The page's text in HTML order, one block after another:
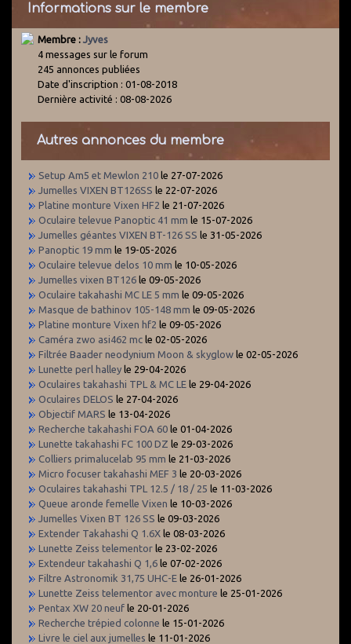
Informations sur le membre
Membre : Jyves
4 messages sur le forum
245 annonces publiées
Date d'inscription : 01-08-2018
Dernière activité : 08-08-2026
Autres annonces du membre
Setup Am5 et Mewlon 210 le 27-07-2026
Jumelles VIXEN BT126SS le 22-07-2026
Platine monture Vixen HF2 le 21-07-2026
Oculaire televue Panoptic 41 mm le 15-07-2026
Jumelles géantes VIXEN BT-126 SS le 31-05-2026
Panoptic 19 mm le 19-05-2026
Oculaire televue delos 10 mm le 10-05-2026
Jumelles vixen BT126 le 09-05-2026
Oculaire takahashi MC LE 5 mm le 09-05-2026
Masque de bathinov 105-148 mm le 09-05-2026
Platine monture Vixen hf2 le 09-05-2026
Caméra zwo asi462 mc le 02-05-2026
Filtrée Baader neodynium Moon & skyglow le 02-05-2026
Lunette perl halley le 29-04-2026
Oculaires takahashi TPL & MC LE le 29-04-2026
Oculaires DELOS le 27-04-2026
Objectif MARS le 13-04-2026
Recherche takahashi FOA 60 le 01-04-2026
Lunette takahashi FC 100 DZ le 29-03-2026
Colliers primalucelab 95 mm le 21-03-2026
Micro focuser takahashi MEF 3 le 20-03-2026
Oculaires takahashi TPL 12.5 / 18 / 25 le 11-03-2026
Queue aronde femelle Vixen le 10-03-2026
Jumelles Vixen BT 126 SS le 09-03-2026
Extender Takahashi Q 1.6X le 08-03-2026
Lunette Zeiss telementor le 23-02-2026
Extendeur takahashi Q 1,6 le 07-02-2026
Filtre Astronomik 31,75 UHC-E le 26-01-2026
Lunette Zeiss telementor avec monture le 25-01-2026
Pentax XW 20 neuf le 20-01-2026
Recherche trépied colonne le 15-01-2026
Livre le ciel aux jumelles le 11-01-2026